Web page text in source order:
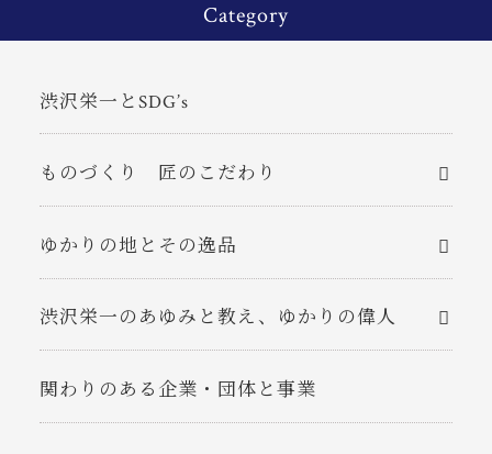
Category
渋沢栄一とSDG’s
ものづくり 匠のこだわり
ゆかりの地とその逸品
渋沢栄一のあゆみと教え、ゆかりの偉人
関わりのある企業・団体と事業